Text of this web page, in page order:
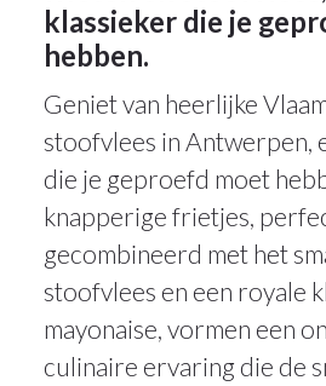
klassieker die je
hebben.
Geniet van heerlijke
stoofvlees in Antwerpen,
die je geproefd moet
knapperige frietjes,
gecombineerd met het
stoofvlees en een royale
mayonaise, vormen een
culinaire ervaring die de